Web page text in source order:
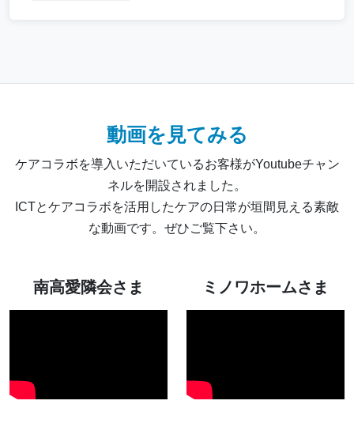
動画を見てみる
ケアコラボを導入いただいているお客様がYoutubeチャン
ネルを開設されました。
ICTとケアコラボを活用したケアの日常が垣間見える素敵
な動画です。ぜひご覧下さい。
南高愛隣会さま ミノワホームさま